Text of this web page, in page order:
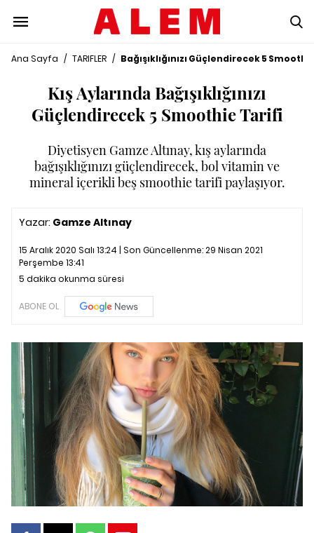
Ana Sayfa / TARIFLER / Bağışıklığınızı Güçlendirecek 5
Kış Aylarında Bağışıklığınızı
Güçlendirecek 5 Smoothie Tarifi
Diyetisyen Gamze Altınay, kış aylarında
bağışıklığınızı güçlendirecek, bol vitamin ve
mineral içerikli beş smoothie tarifi paylaşıyor.
Yazar: Gamze Altınay
15 Aralık 2020 Salı 13:24 | Son Güncellenme:29 Nisan 2021
Perşembe 13:41
5 dakika okunma süresi
ABONE OL